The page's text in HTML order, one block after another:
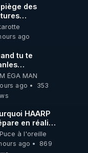
piège des
se
sur les
!
youtu.be/
ago
tu te
tu
des ondes
ont juste omis
ÉGA MAN
ago
353
HAARP
en réalité
on
à l'oreille
ago
869